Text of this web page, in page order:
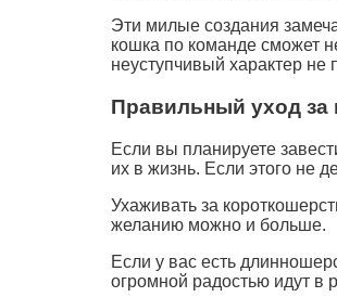
Эти милые создания
кошка по команде сможет
неуступчивый характер не
Правильный уход
Если вы планируете
их в жизнь. Если этого не
Ухаживать за
желанию можно и больше.
Если у вас есть
огромной радостью идут в